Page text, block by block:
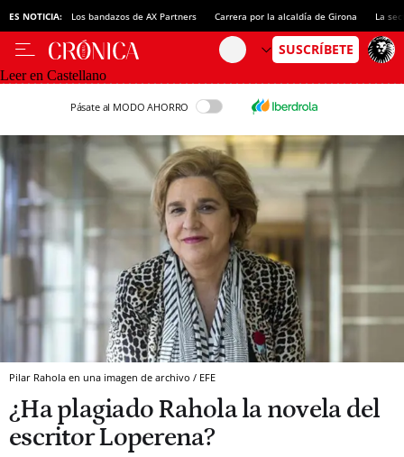
ES NOTICIA: Los bandazos de AX Partners Carrera por la alcaldía de Girona La
Leer en Castellano
Pásate al MODO AHORRO
Pilar Rahola en una imagen de archivo / EFE
¿Ha plagiado Rahola la novela del
escritor Loperena?